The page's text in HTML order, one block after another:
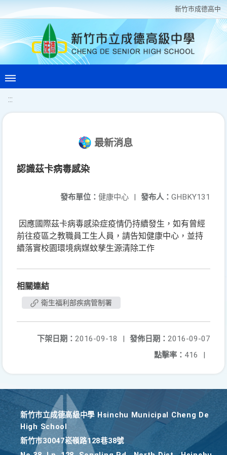
新竹巿成德高中
:::
最新消息
認識茲卡病毒感染
發布人： GHBKY131
發布單位： 健康中心 |
因應國際茲卡病毒感染症疫情仍持續發生，如有曾經
前往疫區之教職員工生人員，請告知健康中心，並持
續落實校園環境病媒蚊孳生源清除工作
相關連結
衛生福利部疾病管制署
發佈日期： 2016-09-07
下架日期： 2016-09-18
|
點擊率： 416 |
新竹巿立成德高級中學 Hsinchu Municipal Cheng De
High School
新竹巿30047崧嶺路128巷38號